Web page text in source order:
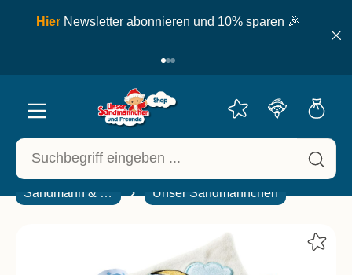
springen
Hier Newsletter abonnieren und 10% sparen 🎉
Sandmann & Freunde Unser Sandmännchen